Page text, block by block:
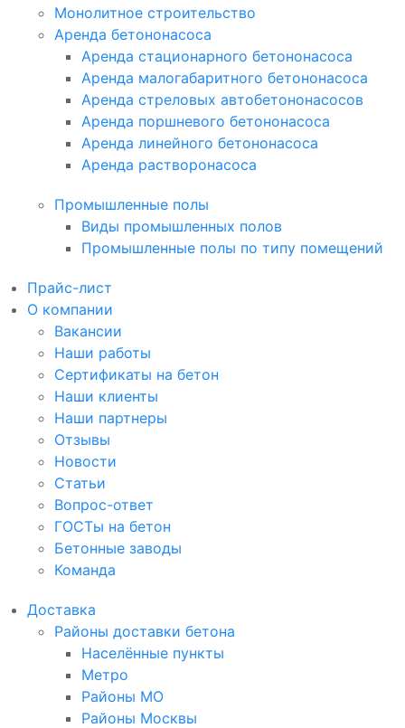
Монолитное строительство
Аренда бетононасоса
Аренда стационарного бетононасоса
Аренда малогабаритного бетононасоса
Аренда стреловых автобетононасосов
Аренда поршневого бетононасоса
Аренда линейного бетононасоса
Аренда растворонасоса
Промышленные полы
Виды промышленных полов
Промышленные полы по типу помещений
Прайс-лист
О компании
Вакансии
Наши работы
Сертификаты на бетон
Наши клиенты
Наши партнеры
Отзывы
Новости
Статьи
Вопрос-ответ
ГОСТы на бетон
Бетонные заводы
Команда
Доставка
Районы доставки бетона
Населённые пункты
Метро
Районы МО
Районы Москвы